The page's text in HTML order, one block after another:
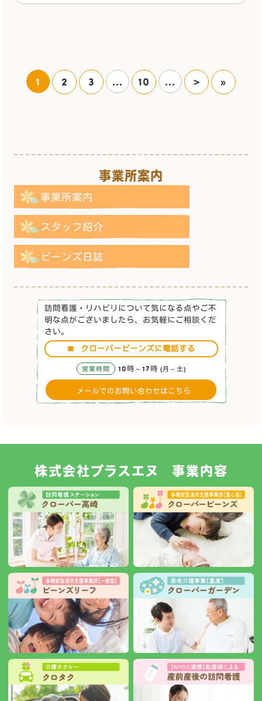
1 2 3 ... 10 ... > »
事業所案内
事業所案内
スタッフ紹介
ビーンズ日誌
訪問看護・リハビリについて気になる点やご不
明な点がございましたら、お気軽にご相談くだ
さい。
☎ クローバービーンズに電話する
営業時間 10時～17時 (月～土)
メールでのお問い合わせはこちら
株式会社プラスエヌ 事業内容